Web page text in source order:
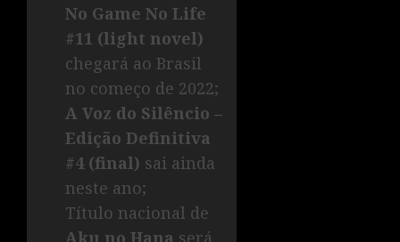
No Game No Life
#11 (light novel)
chegará ao Brasil
no começo de 2022;
A Voz do Silêncio –
Edição Definitiva
#4 (final) sai ainda
neste ano;
Título nacional de
Aku no Hana será